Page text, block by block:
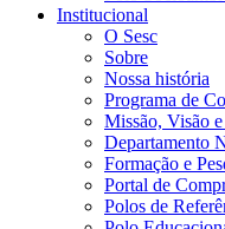
Institucional
O Sesc
Sobre
Nossa história
Programa de
Missão, Visão
Departamento
Formação e
Portal de
Polos de